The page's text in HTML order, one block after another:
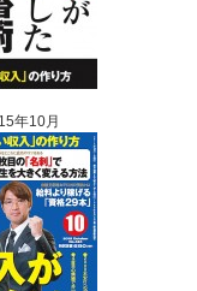
年10月